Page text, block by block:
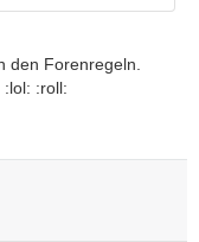
den Forenregeln.
:roll: